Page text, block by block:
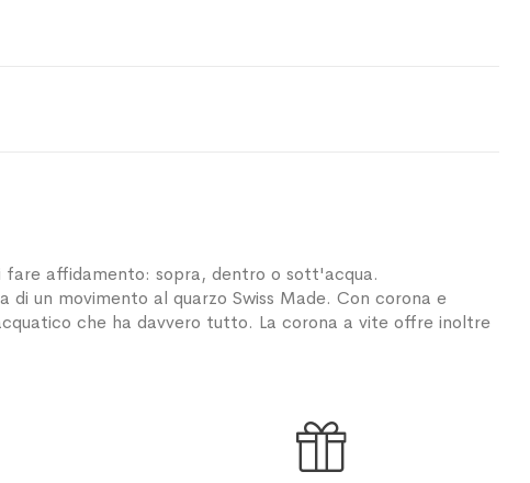
fare affidamento: sopra, dentro o sott'acqua.
un movimento al quarzo Swiss Made. Con corona e
che ha davvero tutto. La corona a vite offre inoltre
